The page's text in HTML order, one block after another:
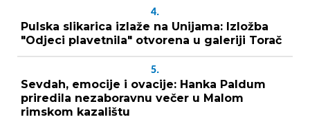
4.
Pulska slikarica izlaže na Unijama: Izložba
"Odjeci plavetnila" otvorena u galeriji Torač
5.
Sevdah, emocije i ovacije: Hanka Paldum
priredila nezaboravnu večer u Malom
rimskom kazalištu